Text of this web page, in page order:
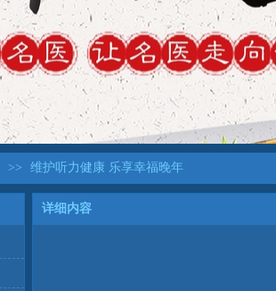
>> 维护听力健康 乐享幸福晚年
详细内容